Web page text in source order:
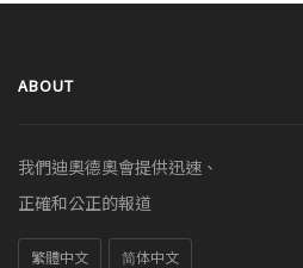
ABOUT
我們迪奧德奧會提供迅速、
正確和公正的報道
繁體中文 简体中文